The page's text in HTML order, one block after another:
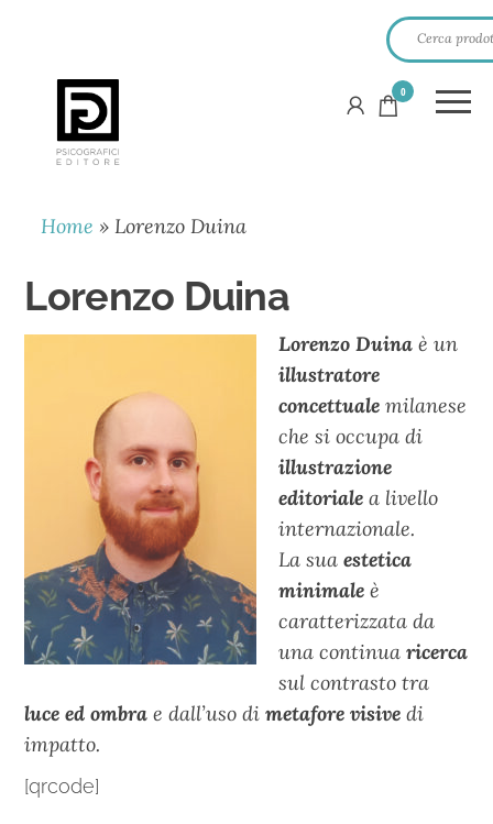
PSICOGRAFICI
EDITORE
0
Home »Lorenzo Duina
Lorenzo Duina
Lorenzo Duina è un
illustratore
concettuale milanese
che si occupa di
illustrazione
editoriale a livello
internazionale.
La suaestetica
minimale è
caratterizzata da
una continuaricerca
sul contrasto tra
luce ed ombra e dall’uso di metafore visive di
impatto.
[qrcode]